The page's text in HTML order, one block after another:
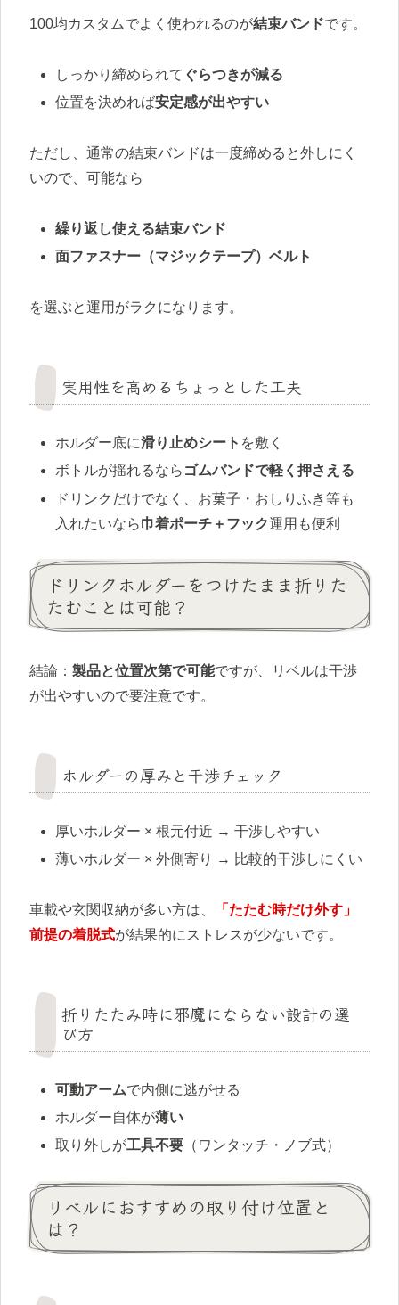
100均カスタムでよく使われるのが結束バンドです。
しっかり締められて ぐらつきが減る
位置を決めれば安定感が出やすい
ただし、通常の結束バンドは一度締めると外しにく
いので、可能なら
繰り返し使える結束バンド
面ファスナー（マジックテープ）ベルト
を選ぶと運用がラクになります。
実用性を高めるちょっとした工夫
ホルダー底に滑り止めシート を敷く
ボトルが揺れるなら ゴムバンドで軽く押さえる
ドリンクだけでなく、お菓子・おしりふき等も
入れたいなら巾着ポーチ＋フック運用も便利
ドリンクホルダーをつけたまま折りた
たむことは可能？
結論： 製品と位置次第で可能ですが、リベルは干渉
が出やすいので要注意です。
ホルダーの厚みと干渉チェック
厚いホルダー × 根元付近 → 干渉しやすい
薄いホルダー × 外側寄り → 比較的干渉しにくい
車載や玄関収納が多い方は、
「たたむ時だけ外す」
前提の着脱式が結果的にストレスが少ないです。
折りたたみ時に邪魔にならない設計の選
び方
可動アームで内側に逃がせる
ホルダー自体が薄い
取り外しが工具不要 （ワンタッチ・ノブ式）
リベルにおすすめの取り付け位置と
は？